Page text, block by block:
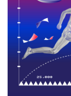
ค้นหา